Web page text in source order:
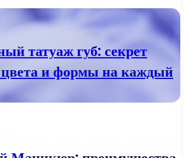
татуаж губ: секрет
цвета и формы на каждый